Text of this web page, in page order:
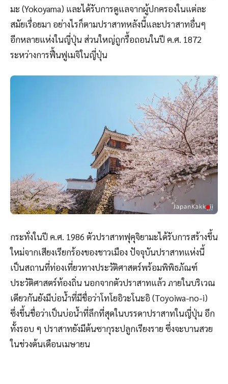
มะ (Yokoyama) และได้รับการดูแลจากผู้ปกครองในแต่ละ
สมัยเรื่อยมา อย่างไรก็ตามปราสาทหลังนี้และปราสาทอื่นๆ
อีกหลายแห่งในญี่ปุ่น ส่วนใหญ่ถูกรื้อถอนในปี ค.ศ. 1872
ระหว่างการฟื้นฟูเมจิในญี่ปุ่น
กระทั่งในปี ค.ศ. 1986 ตัวปราสาทฟุคุจิยามะได้รับการสร้างขึ้น
ใหม่จากเสียงเรียกร้องของชาวเมือง ปัจจุบันปราสาทแห่งนี้
เป็นสถานที่ท่องเที่ยวทางประวัติศาสตร์พร้อมพิพิธภัณฑ์
ประวัติศาสตร์ท้องถิ่น นอกจากตัวปราสาทแล้ว ภายในบริเวณ
เดียวกันยังมีบ่อน้ำที่มีชื่อว่าโทโยอิวะโนะอิ (Toyoiwa-no-i)
ซึ่งขึ้นชื่อว่าเป็นบ่อน้ำที่ลึกที่สุดในบรรดาปราสาทในญี่ปุ่น อีก
ทั้งรอบ ๆ ปราสาทยังมีต้นซากุระปลูกเรียงราย ซึ่งจะบานสวย
ในช่วงต้นเดือนเมษายน